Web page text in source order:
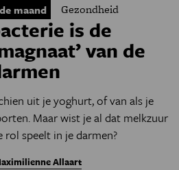
maand Gezondheid
is de
van de
uit je yoghurt, of van als je
Maar wist je al dat melkzuur
rol speelt in je darmen?
Allaart